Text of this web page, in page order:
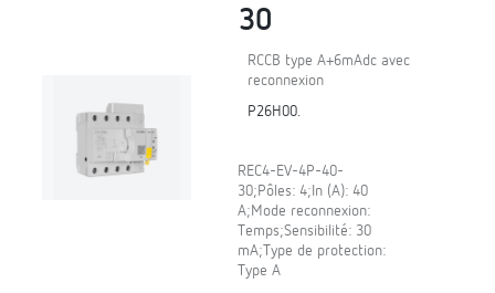
30
RCCB type A+6mAdc avec
reconnexion
P26H00.
REC4-EV-4P-40-
30;Pôles: 4;In (A): 40
A;Mode reconnexion:
Temps;Sensibilité: 30
mA;Type de protection:
Type A